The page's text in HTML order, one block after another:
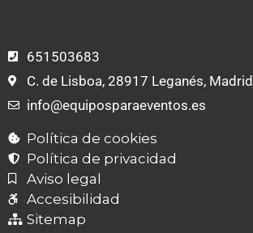
651503683
C. de Lisboa, 28917 Leganés, Madrid
info@equiposparaeventos.es
Política de cookies
Política de privacidad
Aviso legal
Accesibilidad
Sitemap